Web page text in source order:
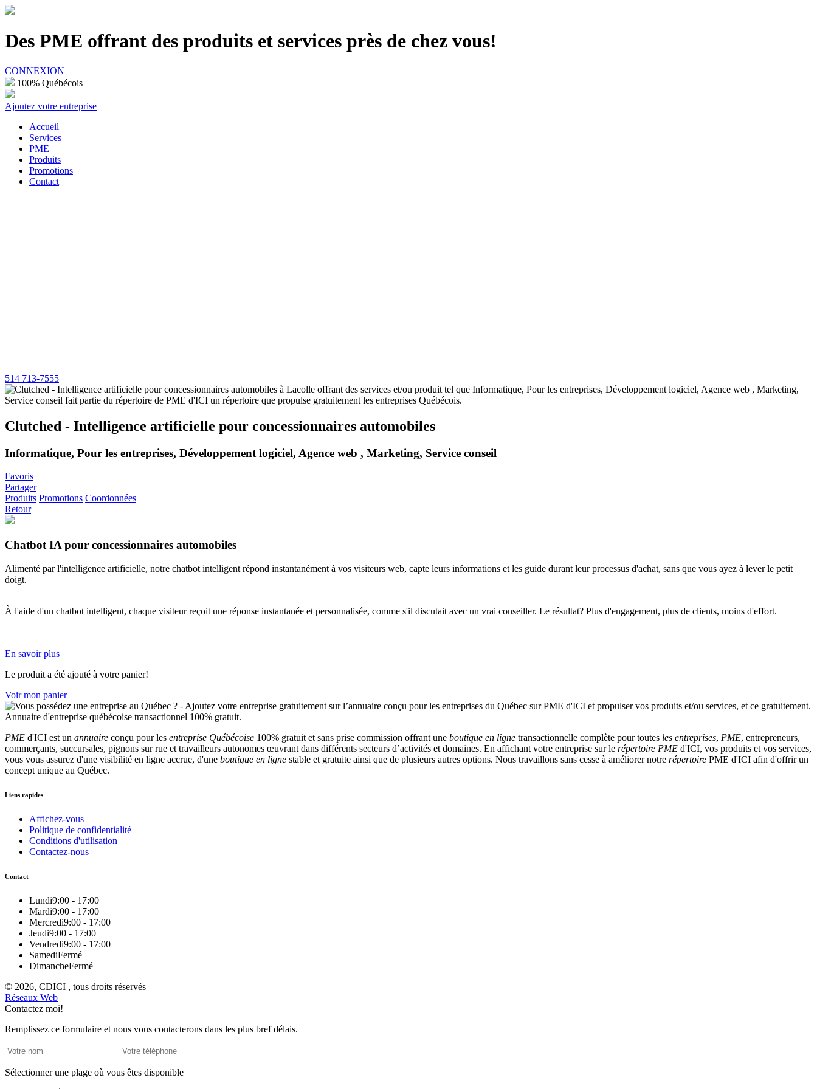
Des PME offrant des produits et services près de chez vous!
CONNEXION
100% Québécois
Ajoutez votre entreprise
Accueil
Services
PME
Produits
Promotions
Contact
514 713-7555
Clutched - Intelligence artificielle pour concessionnaires automobiles
Informatique, Pour les entreprises, Développement logiciel, Agence web , Marketing, Service conseil
Favoris
Partager
Produits Promotions Coordonnées
Retour
Chatbot IA pour concessionnaires automobiles
Alimenté par l'intelligence artificielle, notre chatbot intelligent répond instantanément à vos visiteurs web, capte leurs informations et les guide durant leur processus d'achat, sans que vous ayez à lever le petit
doigt.
À l'aide d'un chatbot intelligent, chaque visiteur reçoit une réponse instantanée et personnalisée, comme s'il discutait avec un vrai conseiller. Le résultat? Plus d'engagement, plus de clients, moins d'effort.
En savoir plus
Le produit a été ajouté à votre panier!
Voir mon panier
PME d'ICI est un annuaire conçu pour les entreprise Québécoise 100% gratuit et sans prise commission offrant une boutique en ligne transactionnelle complète pour toutes les entreprises, PME, entrepreneurs,
commerçants, succursales, pignons sur rue et travailleurs autonomes œuvrant dans différents secteurs d’activités et domaines. En affichant votre entreprise sur le répertoire PME d'ICI, vos produits et vos services,
vous vous assurez d'une visibilité en ligne accrue, d'une boutique en ligne stable et gratuite ainsi que de plusieurs autres options. Nous travaillons sans cesse à améliorer notre répertoire PME d'ICI afin d'offrir un
concept unique au Québec.
Liens rapides
Affichez-vous
Politique de confidentialité
Conditions d'utilisation
Contactez-nous
Contact
Lundi9:00 - 17:00
Mardi9:00 - 17:00
Mercredi9:00 - 17:00
Jeudi9:00 - 17:00
Vendredi9:00 - 17:00
SamediFermé
DimancheFermé
© 2026, CDICI , tous droits réservés
Réseaux Web
Contactez moi!
Remplissez ce formulaire et nous vous contacterons dans les plus bref délais.
Sélectionner une plage où vous êtes disponible